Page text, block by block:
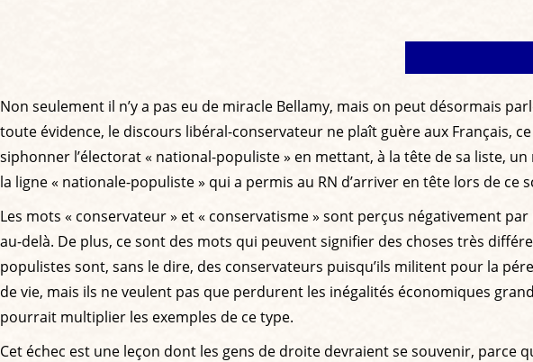
Non seulement il n’y a pas eu de miracle Bellamy, mais on peut désormais
toute évidence, le discours libéral-conservateur ne plaît guère aux Français,
siphonner l’électorat « national-populiste » en mettant, à la tête de sa liste,
la ligne « nationale-populiste » qui a permis au RN d’arriver en tête lors de
Les mots « conservateur » et « conservatisme » sont perçus négativement
au-delà. De plus, ce sont des mots qui peuvent signifier des choses très
populistes sont, sans le dire, des conservateurs puisqu’ils militent pour la
de vie, mais ils ne veulent pas que perdurent les inégalités économiques
pourrait multiplier les exemples de ce type.
Cet échec est une leçon dont les gens de droite devraient se souvenir, parce